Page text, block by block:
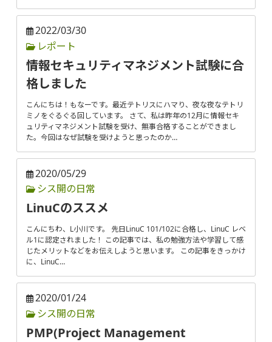
2022/03/30
レポート
情報セキュリティマネジメント試験に合
格しました
こんにちは！もなーです。最近テトリスにハマり、夜な夜なテトリ
ミノをぐるぐる回しています。 さて、私は昨年の12月に情報セキ
ュリティマネジメント試験を受け、無事合格することができまし
た。今回はなぜ試験を受けようと思ったのか…
2020/05/29
シス開の日常
LinuCのススメ
こんにちわ、L小川です。 先日LinuC 101/102に合格し、LinuC レベ
ル1に認定されました！ この記事では、私の勉強方法や学習して感
じたメリットなどをお伝えしようと思います。 この記事をきっかけ
に、LinuC…
2020/01/24
シス開の日常
PMP(Project Management